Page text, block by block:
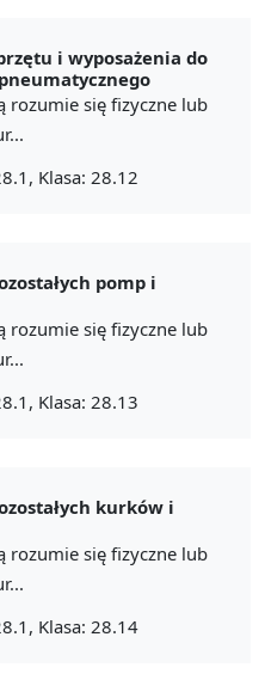
i wyposażenia do
rozumie się fizyczne lub
Klasa: 28.12
pomp i
rozumie się fizyczne lub
Klasa: 28.13
kurków i
rozumie się fizyczne lub
Klasa: 28.14